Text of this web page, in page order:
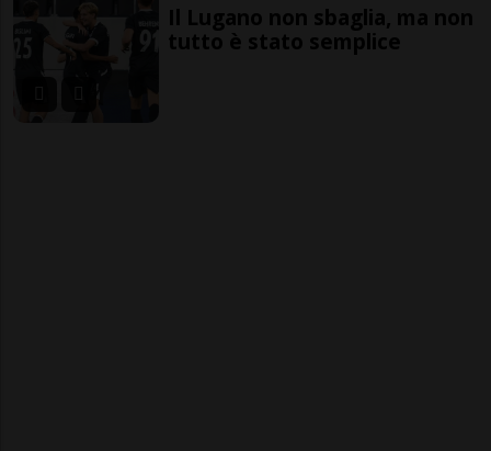
Il Lugano non sbaglia, ma non
tutto è stato semplice